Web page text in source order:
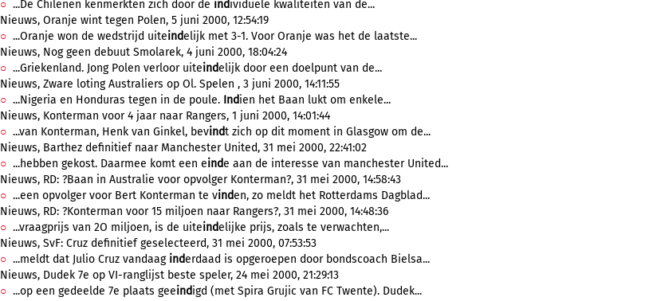
...De Chilenen kenmerkten zich door de individuele kwaliteiten van de...
Nieuws, Oranje wint tegen Polen, 5 juni 2000, 12:54:19
...Oranje won de wedstrijd uiteindelijk met 3-1. Voor Oranje was het de laatste...
Nieuws, Nog geen debuut Smolarek, 4 juni 2000, 18:04:24
...Griekenland. Jong Polen verloor uiteindelijk door een doelpunt van de...
Nieuws, Zware loting Australiers op Ol. Spelen , 3 juni 2000, 14:11:55
...Nigeria en Honduras tegen in de poule. Indien het Baan lukt om enkele...
Nieuws, Konterman voor 4 jaar naar Rangers, 1 juni 2000, 14:01:44
...van Konterman, Henk van Ginkel, bevindt zich op dit moment in Glasgow om de...
Nieuws, Barthez definitief naar Manchester United, 31 mei 2000, 22:41:02
...hebben gekost. Daarmee komt een einde aan de interesse van manchester United...
Nieuws, RD: ?Baan in Australie voor opvolger Konterman?, 31 mei 2000, 14:58:43
...een opvolger voor Bert Konterman te vinden, zo meldt het Rotterdams Dagblad...
Nieuws, RD: ?Konterman voor 15 miljoen naar Rangers?, 31 mei 2000, 14:48:36
...vraagprijs van 2O miljoen, is de uiteindelijke prijs, zoals te verwachten,...
Nieuws, SvF: Cruz definitief geselecteerd, 31 mei 2000, 07:53:53
...meldt dat Julio Cruz vandaag inderdaad is opgeroepen door bondscoach Bielsa...
Nieuws, Dudek 7e op VI-ranglijst beste speler, 24 mei 2000, 21:29:13
...op een gedeelde 7e plaats geeindigd (met Spira Grujic van FC Twente). Dudek...